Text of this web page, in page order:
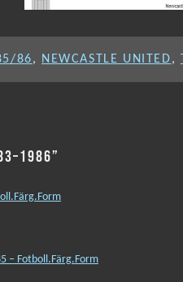
86, NEWCASTLE UNITED,
– Fotboll.Färg.Form